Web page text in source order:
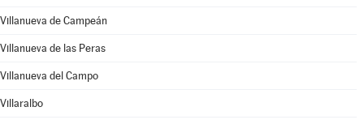
Villanueva de Campeán
Villanueva de las Peras
Villanueva del Campo
Villaralbo